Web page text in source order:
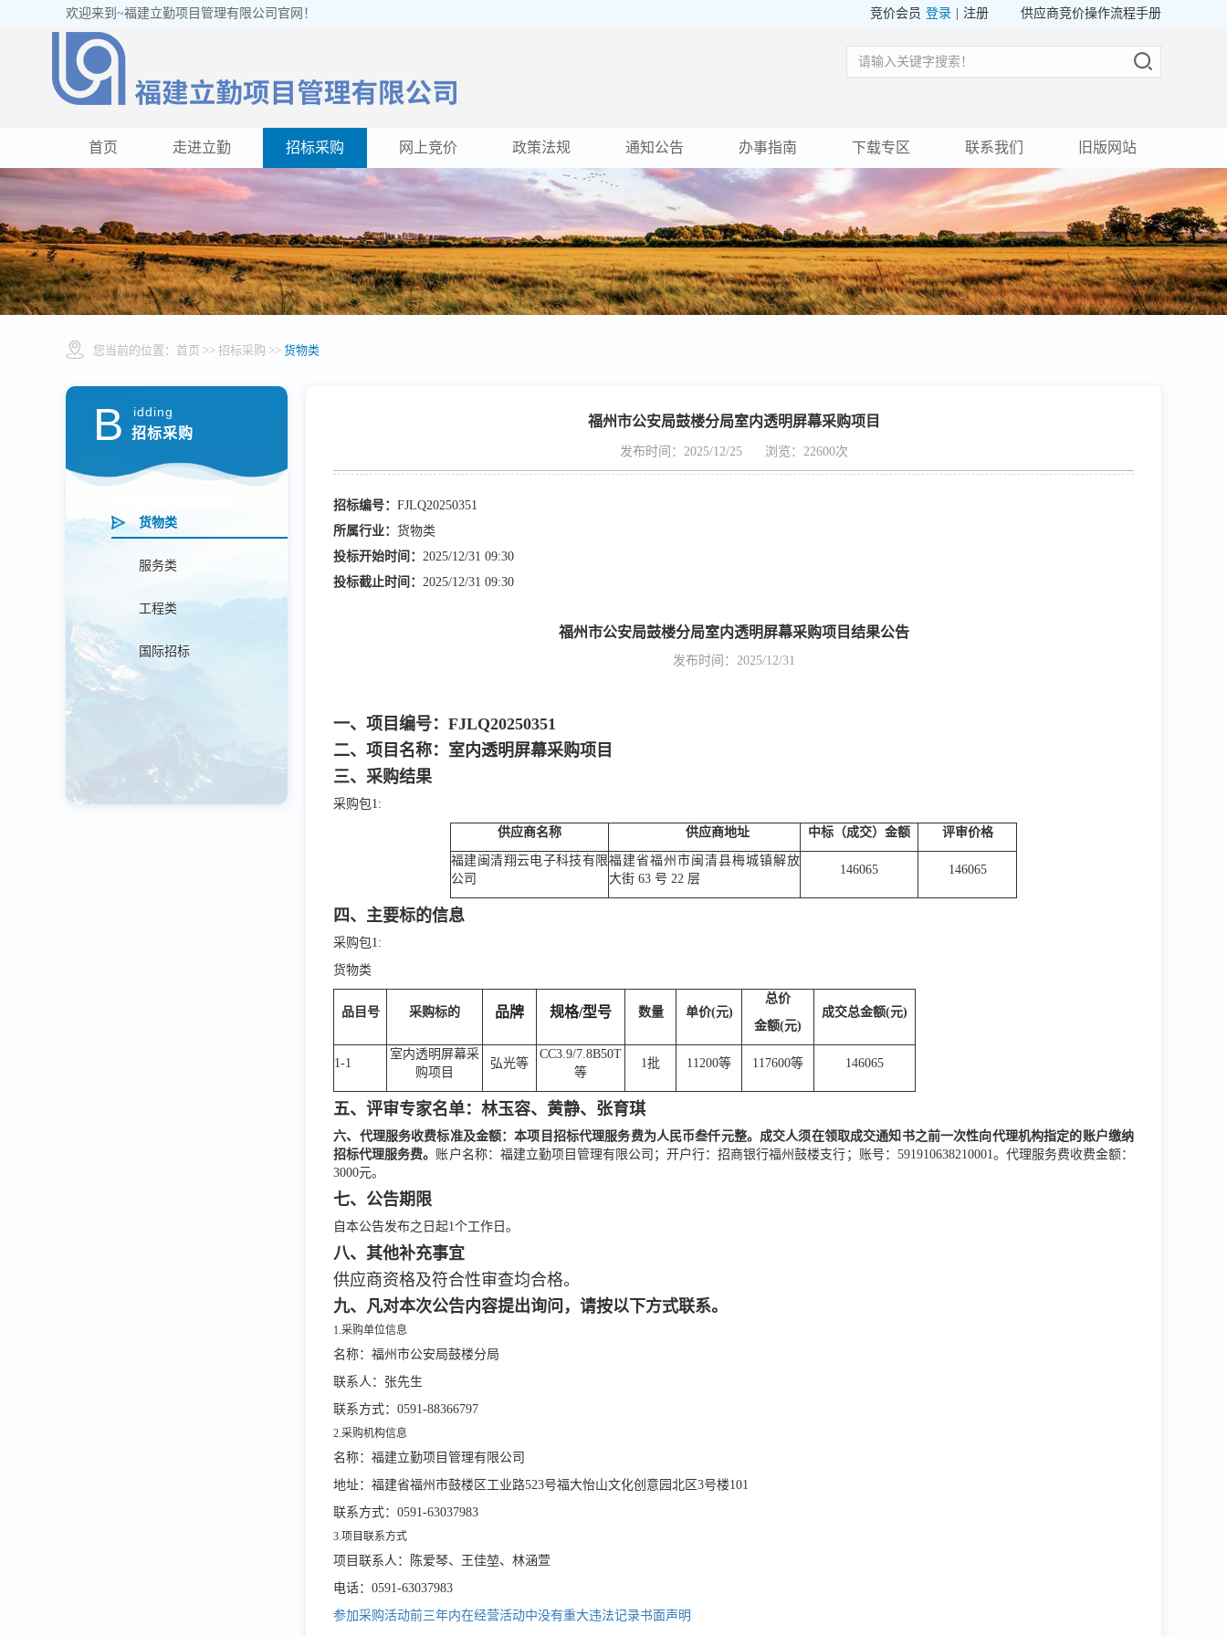
欢迎来到~福建立勤项目管理有限公司官网！ 竞价会员 登录 注册 供应商竞价操作流程手册
首页 走进立勤 招标采购 网上竞价 政策法规 通知公告 办事指南 下载专区 联系我们 旧版网站
您当前的位置： 首页 >> 招标采购 >> 货物类
B idding
招标采购
货物类
服务类
工程类
国际招标
福州市公安局鼓楼分局室内透明屏幕采购项目
发布时间：2025/12/25 浏览：22600次
招标编号：FJLQ20250351
所属行业： 货物类
投标开始时间：2025/12/31 09:30
投标截止时间：2025/12/31 09:30
福州市公安局鼓楼分局室内透明屏幕采购项目结果公告
发布时间：2025/12/31
一、项目编号：FJLQ20250351
二、项目名称： 室内透明屏幕采购项目
三、采购结果
采购包1:
供应商名称 供应商地址 中标（成交）金额 评审价格
福建闽清翔云电子科技有限
公司
福建省福州市闽清县梅城镇解放
大街 63 号 22 层
146065 146065
四、主要标的信息
采购包1:
货物类
品目号 采购标的 品牌 规格/型号 数量 单价(元)
总价
金额(元)
成交总金额(元)
1-1
室内透明屏幕采
购项目
弘光等
CC3.9/7.8B50T
等
1批 11200等 117600等 146065
五、评审专家名单：林玉容、 黄静、 张育琪
六、代理服务收费标准及金额：本项目招标代理服务费为人民币叁仟元整。成交人须在领取成交通知书之前一次性向代理机构指定的账户缴纳
招标代理服务费。 账户名称：福建立勤项目管理有限公司；开户行：招商银行福州鼓楼支行；账号：591910638210001。 代理服务费收费金额：
3000元。
七、公告期限
自本公告发布之日起1个工作日。
八、其他补充事宜
供应商资格及符合性审查均合格。
九、凡对本次公告内容提出询问，请按以下方式联系。
1.采购单位信息
名称：福州市公安局鼓楼分局
联系人： 张先生
联系方式：0591-88366797
2.采购机构信息
名称：福建立勤项目管理有限公司
地址：福建省福州市鼓楼区工业路523号福大怡山文化创意园北区3号楼101
联系方式：0591-63037983
3.项目联系方式
项目联系人：
陈爱琴、王佳堃、林涵萱
电话：0591-63037983
参加采购活动前三年内在经营活动中没有重大违法记录书面声明